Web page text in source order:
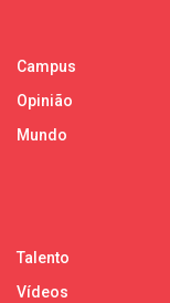
Campus
Opinião
Mundo
Talento
Vídeos